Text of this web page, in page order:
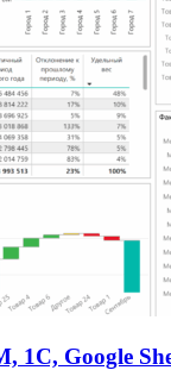
1C, Google